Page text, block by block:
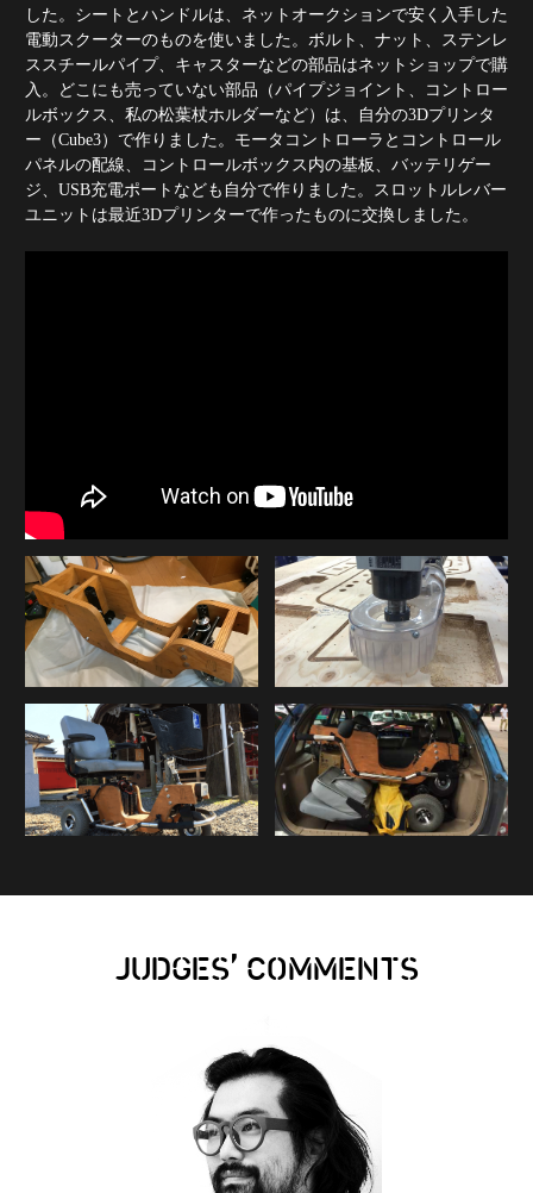
した。シートとハンドルは、ネットオークションで安く入手した
電動スクーターのものを使いました。ボルト、ナット、ステンレ
ススチールパイプ、キャスターなどの部品はネットショップで購
入。どこにも売っていない部品（パイプジョイント、コントロー
ルボックス、私の松葉杖ホルダーなど）は、自分の3Dプリンタ
ー（Cube3）で作りました。モータコントローラとコントロール
パネルの配線、コントロールボックス内の基板、バッテリゲー
ジ、USB充電ポートなども自分で作りました。スロットルレバー
ユニットは最近3Dプリンターで作ったものに交換しました。
JUDGES, COMMENTS